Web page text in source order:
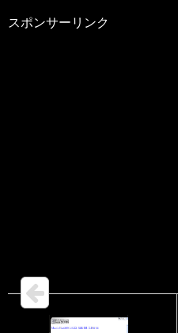
スポンサーリンク